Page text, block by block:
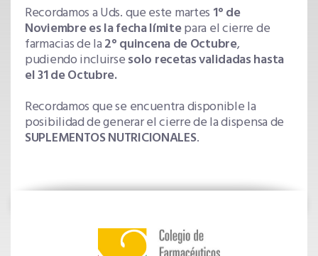
Recordamos a Uds. que este martes 1° de
Noviembre es la fecha límitepara el cierre de
farmacias de la2° quincena de Octubre,
pudiendo incluirsesolo recetas validadas hasta
el 31 de Octubre.
Recordamos que se encuentra disponible la
posibilidad de generar el cierre de la dispensa de
SUPLEMENTOS NUTRICIONALES.